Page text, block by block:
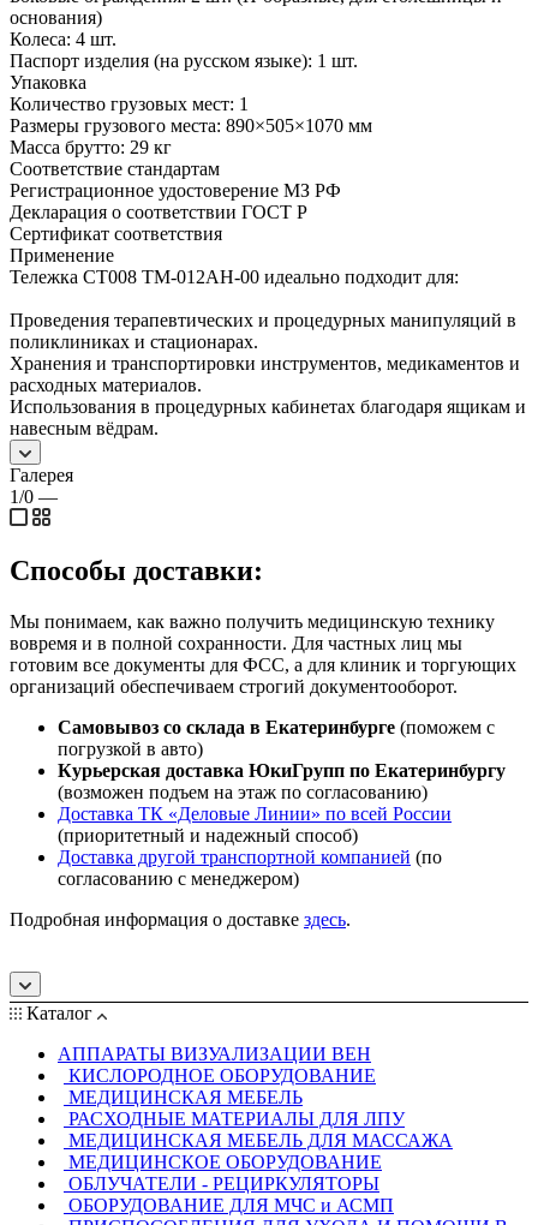
основания)
Колеса: 4 шт.
Паспорт изделия (на русском языке): 1 шт.
Упаковка
Количество грузовых мест: 1
Размеры грузового места: 890×505×1070 мм
Масса брутто: 29 кг
Соответствие стандартам
Регистрационное удостоверение МЗ РФ
Декларация о соответствии ГОСТ Р
Сертификат соответствия
Применение
Тележка СТ008 TM-012AH-00 идеально подходит для:
Проведения терапевтических и процедурных манипуляций в
поликлиниках и стационарах.
Хранения и транспортировки инструментов, медикаментов и
расходных материалов.
Использования в процедурных кабинетах благодаря ящикам и
навесным вёдрам.
Галерея
1/0 —
Способы доставки:
Мы понимаем, как важно получить медицинскую технику
вовремя и в полной сохранности. Для частных лиц мы
готовим все документы для ФСС, а для клиник и торгующих
организаций обеспечиваем строгий документооборот.
Самовывоз со склада в Екатеринбурге (поможем с
погрузкой в авто)
Курьерская доставка ЮкиГрупп по Екатеринбургу
(возможен подъем на этаж по согласованию)
Доставка ТК «Деловые Линии» по всей России
(приоритетный и надежный способ)
Доставка другой транспортной компанией (по
согласованию с менеджером)
Подробная информация о доставке здесь.
Каталог
АППАРАТЫ ВИЗУАЛИЗАЦИИ ВЕН
КИСЛОРОДНОЕ ОБОРУДОВАНИЕ
МЕДИЦИНСКАЯ МЕБЕЛЬ
РАСХОДНЫЕ МАТЕРИАЛЫ ДЛЯ ЛПУ
МЕДИЦИНСКАЯ МЕБЕЛЬ ДЛЯ МАССАЖА
МЕДИЦИНСКОЕ ОБОРУДОВАНИЕ
ОБЛУЧАТЕЛИ - РЕЦИРКУЛЯТОРЫ
ОБОРУДОВАНИЕ ДЛЯ МЧС и АСМП